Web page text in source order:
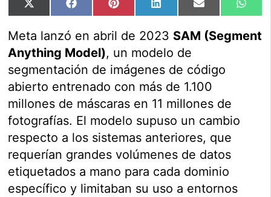
Compartir
en
X
Compartir
en
FacebookCompartir
en
PinterestCompartir
en
LinkedInCompartir
en
Email
en
Meta lanzó en abril de 2023 SAM (Segment
Anything Model), un modelo de
segmentación de imágenes de código
abierto entrenado con más de 1.100
millones de máscaras en 11 millones de
fotografías. El modelo supuso un cambio
respecto a los sistemas anteriores, que
requerían grandes volúmenes de datos
etiquetados a mano para cada dominio
específico y limitaban su uso a entornos